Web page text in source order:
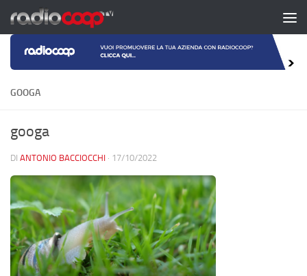
Salta al contenuto
GOOGA
googa
DI ANTONIO BACCIOCCHI · 17/10/2022